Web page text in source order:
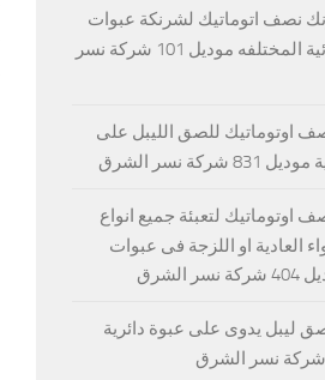
نصف اتوماتيك لشرنكة عبوات
المواد الغذائية المختلفه موديل 101 شركة نسر
اوتوماتيك للصق الليبل على
شركة نسر الشرق
اوتوماتيك لتعبئة جميع انواع
العادية او اللزجة فى عبوات
ليبل يدوى على عبوة دائرية